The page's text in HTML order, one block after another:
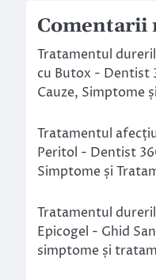
Comentarii
Tratamentul
cu Butox - Dentist
Cauze, Simptome
Tratamentul
Peritol - Dentist
Simptome și
Tratamentul
Epicogel - Ghid
simptome și